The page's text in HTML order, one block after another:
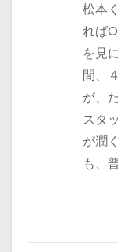
松本
れば
を見
間、
が、
スタ
が潤
も、